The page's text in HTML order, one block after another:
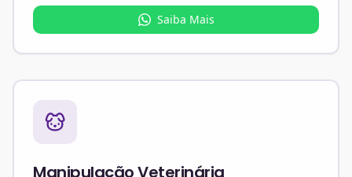
Saiba Mais
Manipulação Veterinária